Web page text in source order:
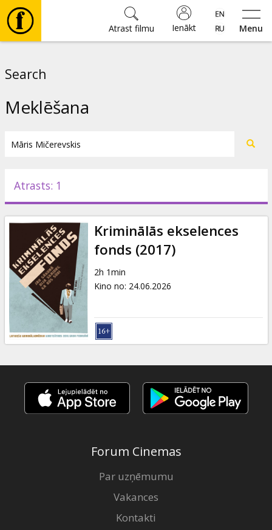
Menu
Ienākt
Atrast filmu
Pasākumi
Ziņas
Dāvanu
kartes
Uzkodas
B2B
Kino
Klubs
Search
Meklēšana
Atrasts: 1
Kriminālās ekselences
fonds (2017)
2h 1min
Kino no: 24.06.2026
Forum Cinemas
Par uzņēmumu
Vakances
Kontakti